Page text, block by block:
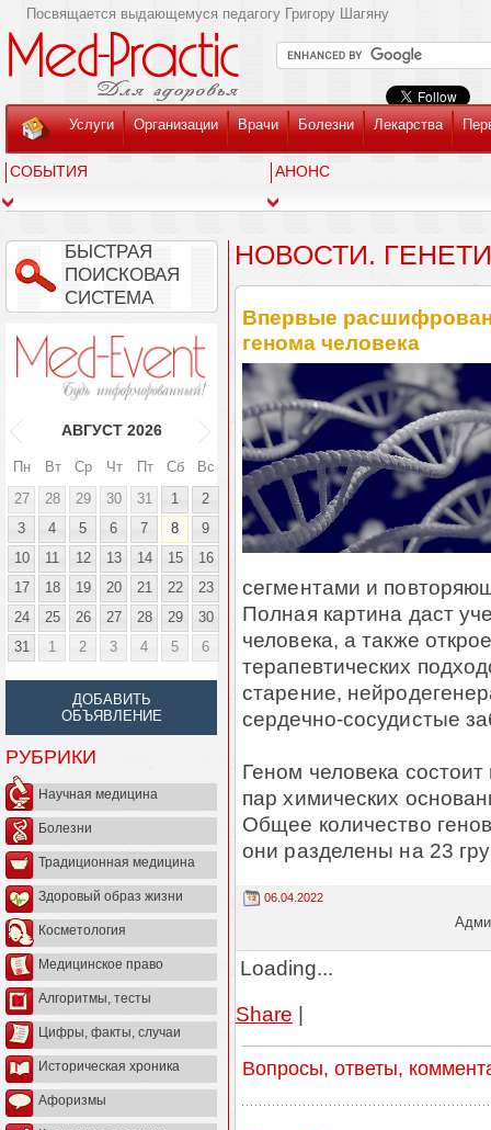
Посвящается выдающемуся педагогу Григору Шагяну
Услуги Организации Врачи Болезни Лекарства
СОБЫТИЯ АНОНС
БЫСТРАЯ
ПОИСКОВАЯ
СИСТЕМА
АВГУСТ 2026
Пн Вт Ср Чт Пт Сб
Вс
27
28 29 30 31 1
2
3
4 5 6 7 8
9
10
11 12 13 14 15
16
17
18 19 20 21 22
23
24
25 26 27 28 29
30
31
1 2 3 4 5 6
ДОБАВИТЬ
ОБЪЯВЛЕНИЕ
РУБРИКИ
Научная медицина
Болезни
Традиционная медицина
Здоровый образ жизни
Косметология
Медицинское право
Алгоритмы, тесты
Цифры, факты, случаи
Историческая хроника
Афоризмы
НОВОСТИ.
Впервые
генома человека
сегментами и
Полная картина даст
человека, а также
терапевтических
старение,
сердечно-сосудистые
Геном человека
пар химических
Общее количество
они разделены на 23
06.04.2022
Loading...
Share |
Вопросы, ответы,